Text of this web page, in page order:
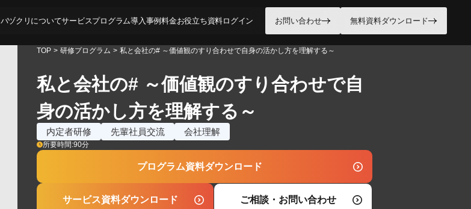
バヅクリについてサービスプログラム導入事例料金お役立ち資料ログイン お問い合わせ 無料資料ダウンロード
TOP > 研修プログラム > 私と会社の# ～価値観のすり合わせで自身の活かし方を理解する～
私と会社の# ～価値観のすり合わせで自
身の活かし方を理解する～
内定者研修 先輩社員交流 会社理解
所要時間:90分
プログラム資料ダウンロード
サービス資料ダウンロード ご相談・お問い合わせ